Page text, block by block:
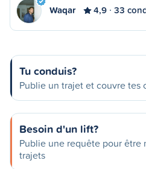
Waqar 4,9 33
Tu conduis?
Publie un trajet et couvre tes
Besoin d'un lift?
Publie une requête pour être
trajets